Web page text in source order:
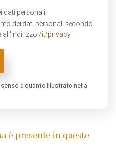
dati personali:
dei dati personali secondo
all'indirizzo /it/privacy
a quanto illustrato nella
è presente in queste